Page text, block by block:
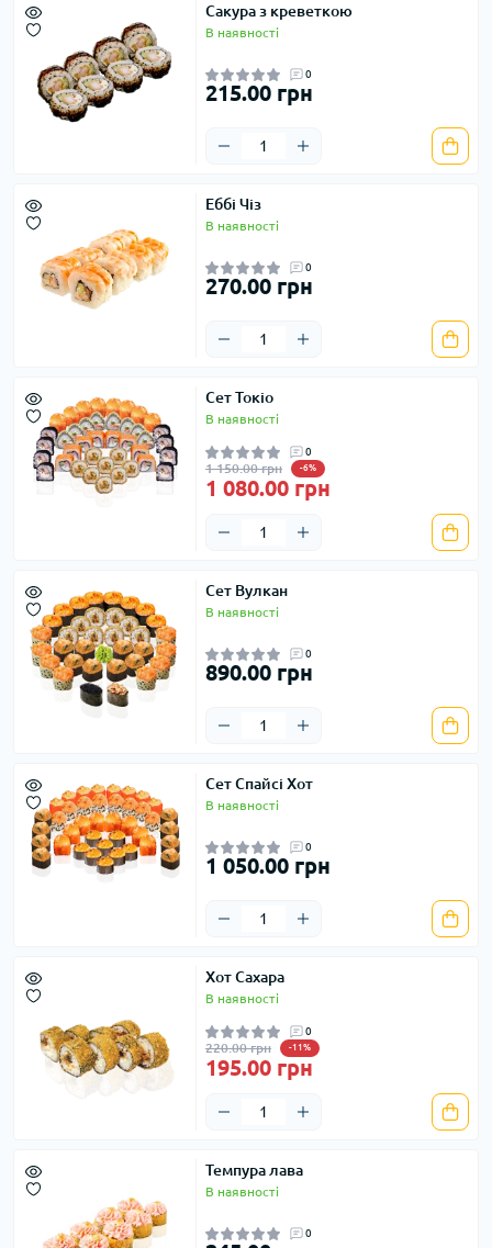
Сакура з креветкою
В наявності
0
215.00 грн
Еббі Чіз
В наявності
0
270.00 грн
Сет Токіо
В наявності
0
1 150.00 грн -6%
1 080.00 грн
Сет Вулкан
В наявності
0
890.00 грн
Сет Спайсі Хот
В наявності
0
1 050.00 грн
Хот Сахара
В наявності
0
220.00 грн -11%
195.00 грн
Темпура лава
В наявності
0